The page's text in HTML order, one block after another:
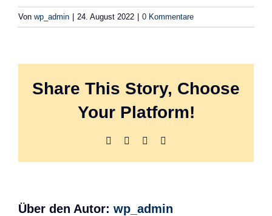
Von wp_admin 24. August 2022 0 Kommentare
Share This Story, Choose
Your Platform!
Facebook LinkedIn
Über den Autor: wp_admin